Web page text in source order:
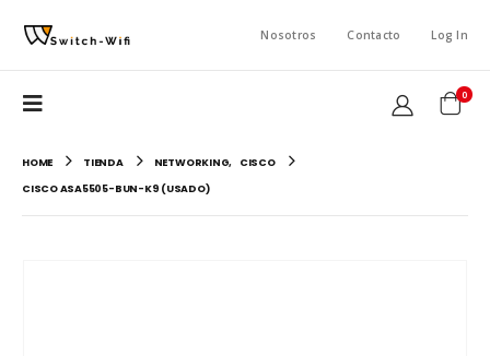
Nosotros Contacto Log In
0
HOME TIENDA NETWORKING,
CISCO
CISCO ASA5505-BUN-K9 (USADO)